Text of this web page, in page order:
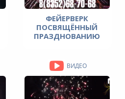
ФЕЙЕРВЕРК
ПОСВЯЩЁННЫЙ
ПРАЗДНОВАНИЮ
ВИДЕО